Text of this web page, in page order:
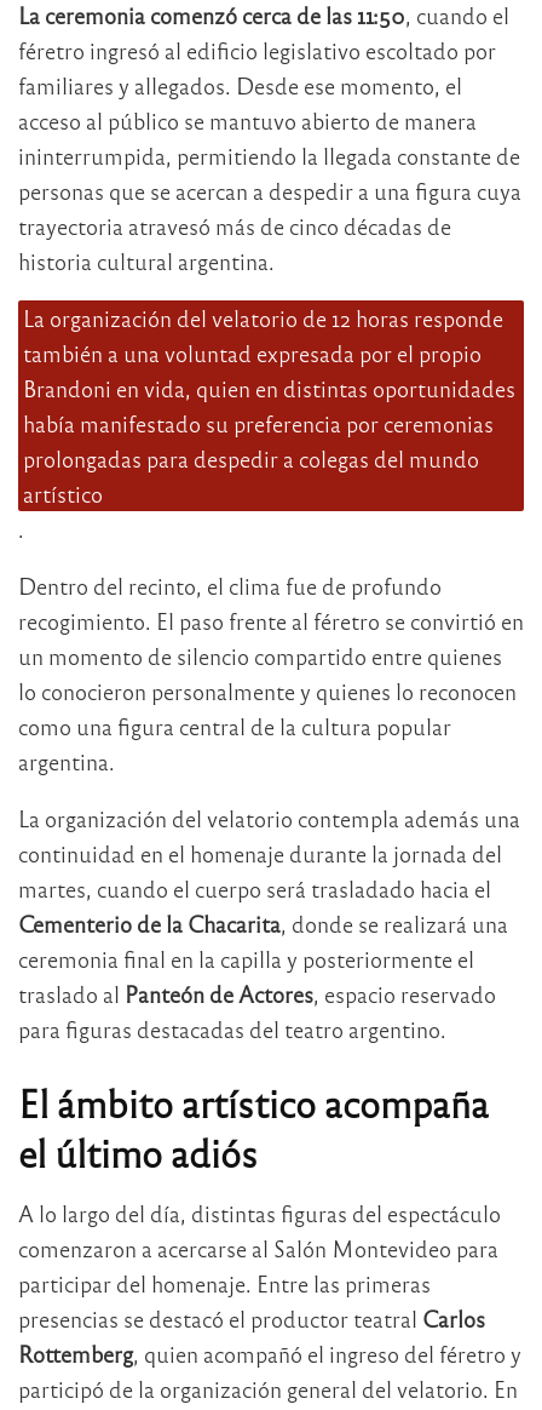
La ceremonia comenzó cerca de las 11:50, cuando el
féretro ingresó al edificio legislativo escoltado por
familiares y allegados. Desde ese momento, el
acceso al público se mantuvo abierto de manera
ininterrumpida, permitiendo la llegada constante de
personas que se acercan a despedir a una figura cuya
trayectoria atravesó más de cinco décadas de
historia cultural argentina.
La organización del velatorio de 12 horas responde
también a una voluntad expresada por el propio
Brandoni en vida, quien en distintas oportunidades
había manifestado su preferencia por ceremonias
prolongadas para despedir a colegas del mundo
artístico
.
Dentro del recinto, el clima fue de profundo
recogimiento. El paso frente al féretro se convirtió en
un momento de silencio compartido entre quienes
lo conocieron personalmente y quienes lo reconocen
como una figura central de la cultura popular
argentina.
La organización del velatorio contempla además una
continuidad en el homenaje durante la jornada del
martes, cuando el cuerpo será trasladado hacia el
Cementerio de la Chacarita, donde se realizará una
ceremonia final en la capilla y posteriormente el
traslado al Panteón de Actores, espacio reservado
para figuras destacadas del teatro argentino.
El ámbito artístico acompaña
el último adiós
A lo largo del día, distintas figuras del espectáculo
comenzaron a acercarse al Salón Montevideo para
participar del homenaje. Entre las primeras
presencias se destacó el productor teatral Carlos
Rottemberg, quien acompañó el ingreso del féretro y
participó de la organización general del velatorio. En